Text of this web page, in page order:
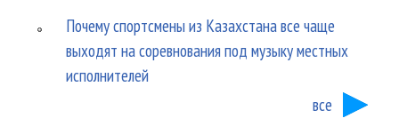
Почему спортсмены из Казахстана все чаще
выходят на соревнования под музыку местных
исполнителей
все